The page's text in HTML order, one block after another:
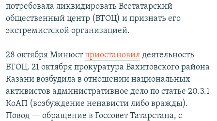
потребовала ликвидировать Всетатарский
общественный центр (ВТОЦ) и признать его
экстремистской организацией.
28 октября Минюстприостановил деятельность
ВТОЦ. 21 октября прокуратура Вахитовского района
Казани возбудила в отношении национальных
активистов административное дело по статье 20.3.1
КоАП (возбуждение ненависти либо вражды).
Повод — обращение в Госсовет Татарстана, с